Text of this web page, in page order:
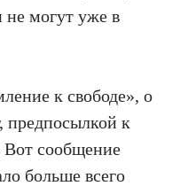
не могут уже в
к свободе», о
предпосылкой к
Вот сообщение
больше всего